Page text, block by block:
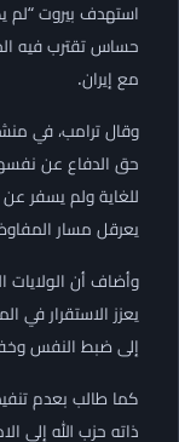
استهدف بيروت “لم
حساس تقترب فيه
مع إيران.
وقال ترامب، في
حق الدفاع عن
للغاية ولم يسفر عن
يعرقل مسار
وأضاف أن الولايات
يعزز الاستقرار في
إلى ضبط النفس
كما طالب بعدم
ذاته حزب الله إلى